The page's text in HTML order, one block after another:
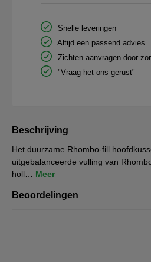
Snelle leveringen
Altijd een passend advies
Zichten aanvragen door
"Vraag het ons gerust"
Beschrijving
Het duurzame Rhombo-fill
uitgebalanceerde vulling van
holl… Meer
Beoordelingen